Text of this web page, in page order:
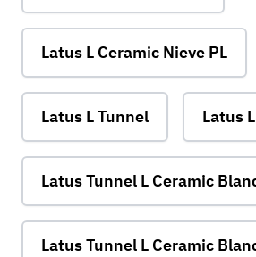
Latus L Ceramic Nieve PL
Latus L Tunnel Latus
Latus Tunnel L Ceramic
Latus Tunnel L Ceramic